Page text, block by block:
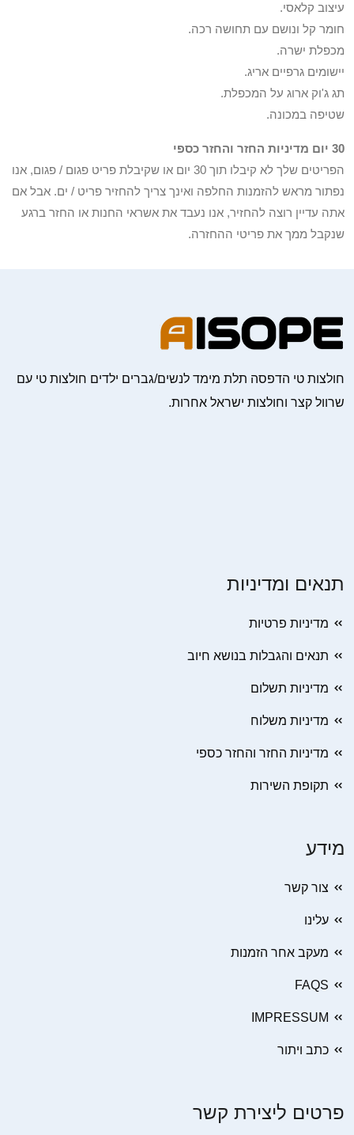
עיצוב קלאסי.
חומר קל ונושם עם תחושה רכה.
מכפלת ישרה.
יישומים גרפיים אריג.
תג ג'וק ארוג על המכפלת.
שטיפה במכונה.
30 יום מדיניות החזר והחזר כספי
הפריטים שלך לא קיבלו תוך 30 יום או שקיבלת פריט פגום / פגום, אנו
נפתור מראש להזמנות החלפה ואינך צריך להחזיר פריט / ים. אבל אם
אתה עדיין רוצה להחזיר, אנו נעבד את אשראי החנות או החזר ברגע
שנקבל ממך את פריטי ההחזרה.
חולצות טי הדפסה תלת מימד לנשים/גברים ילדים חולצות טי עם
שרוול קצר וחולצות ישראל אחרות.
תנאים ומדיניות
מדיניות פרטיות
תנאים והגבלות בנושא חיוב
מדיניות תשלום
מדיניות משלוח
מדיניות החזר והחזר כספי
תקופת השירות
מידע
צור קשר
עלינו
מעקב אחר הזמנות
FAQS
IMPRESSUM
כתב ויתור
פרטים ליצירת קשר